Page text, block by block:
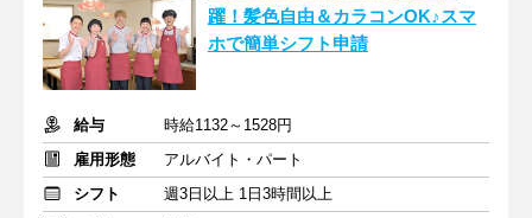
躍！髪色自由＆カラコンOK♪スマ
ホで簡単シフト申請
給与
時給1132～1528円
雇用形態
アルバイト・パート
シフト
週3日以上 1日3時間以上